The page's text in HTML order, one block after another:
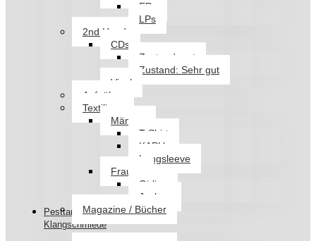
EPs
LPs
2nd Hand
CDs
Zustand: gut
Zustand: Sehr gut
Vinyl
Aufnäher
Textilien
Männer
T-Shirt
KAPU
Longsleeve
Frauen
Girlies
Jacken
Magazine / Bücher
Pesttanz
Klangschmiede